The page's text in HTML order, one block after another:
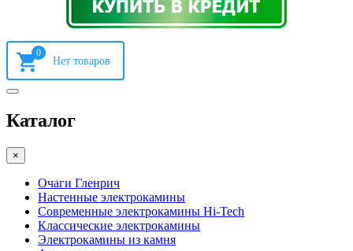
0
Каталог
×
Очаги Гленрич
Настенные электрокамины
Современные электрокамины Hi-Tech
Классические электрокамины
Электрокамины из камня